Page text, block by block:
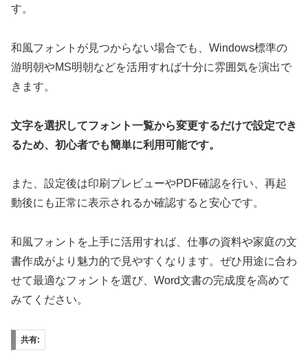
す。
和風フォントが見つからない場合でも、Windows標準の
游明朝やMS明朝などを活用すれば十分に雰囲気を演出で
きます。
文字を選択してフォント一覧から変更するだけで設定でき
るため、初心者でも簡単に利用可能です。
また、設定後は印刷プレビューやPDF確認を行い、再起
動後にも正常に表示されるか確認すると安心です。
和風フォントを上手に活用すれば、仕事の資料や家庭の文
書作成がより魅力的で見やすくなります。ぜひ用途に合わ
せて最適なフォントを選び、Word文書の完成度を高めて
みてください。
共有: